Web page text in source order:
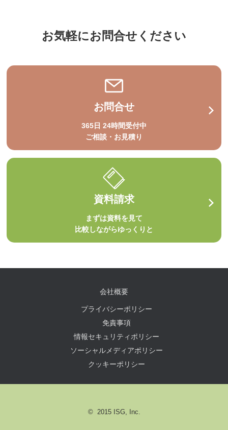
お気軽にお問合せください
お問合せ
365日 24時間受付中
ご相談・お見積り
資料請求
まずは資料を見て
比較しながらゆっくりと
会社概要
プライバシーポリシー
免責事項
情報セキュリティポリシー
ソーシャルメディアポリシー
クッキーポリシー
© 2015 ISG, Inc.